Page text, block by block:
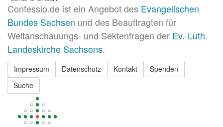
Confessio.de ist ein Angebot des Evangelischen
Bundes Sachsen und des Beauftragten für
Weltanschauungs- und Sektenfragen der Ev.-Luth.
Landeskirche Sachsens.
Impressum Datenschutz Kontakt
Spenden
Suche